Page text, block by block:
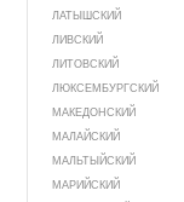
ЛАТЫШСКИЙ
ЛИВСКИЙ
ЛИТОВСКИЙ
ЛЮКСЕМБУРГСКИЙ
МАКЕДОНСКИЙ
МАЛАЙСКИЙ
МАЛЬТЫЙСКИЙ
МАРИЙСКИЙ